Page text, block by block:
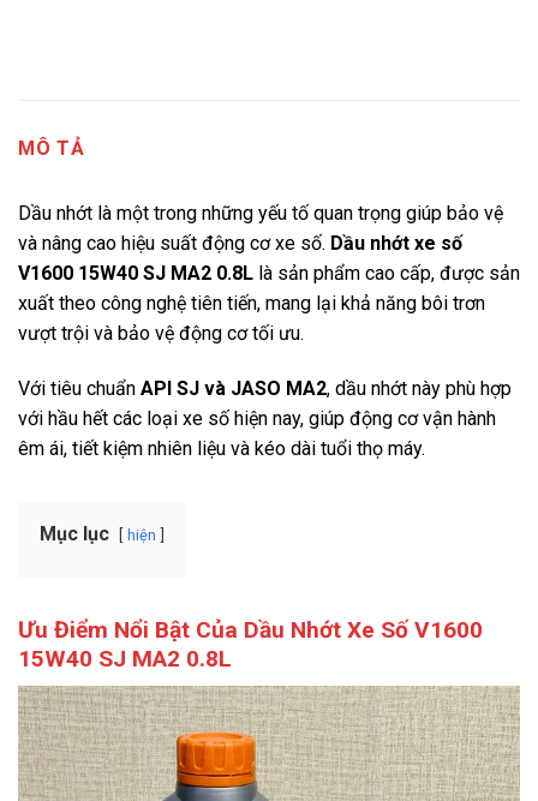
MÔ TẢ
Dầu nhớt là một trong những yếu tố quan trọng giúp bảo vệ
và nâng cao hiệu suất động cơ xe số. Dầu nhớt xe số
V1600 15W40 SJ MA2 0.8L là sản phẩm cao cấp, được sản
xuất theo công nghệ tiên tiến, mang lại khả năng bôi trơn
vượt trội và bảo vệ động cơ tối ưu.
Với tiêu chuẩn API SJ và JASO MA2, dầu nhớt này phù hợp
với hầu hết các loại xe số hiện nay, giúp động cơ vận hành
êm ái, tiết kiệm nhiên liệu và kéo dài tuổi thọ máy.
Mục lục hiện
Ưu Điểm Nổi Bật Của Dầu Nhớt Xe Số V1600
15W40 SJ MA2 0.8L